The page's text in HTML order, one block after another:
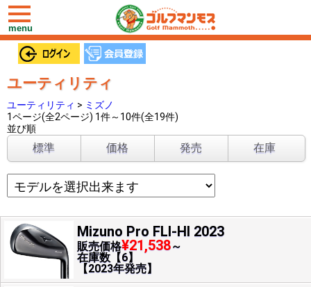
toggle
navigation
menu
ユーティリティ
ユーティリティ > ミズノ
1ページ(全2ページ) 1件～10件(全19件)
並び順
標準 価格 発売 在庫
Mizuno Pro FLI-HI 2023
販売価格¥21,538～
在庫数【6】
【2023年発売】